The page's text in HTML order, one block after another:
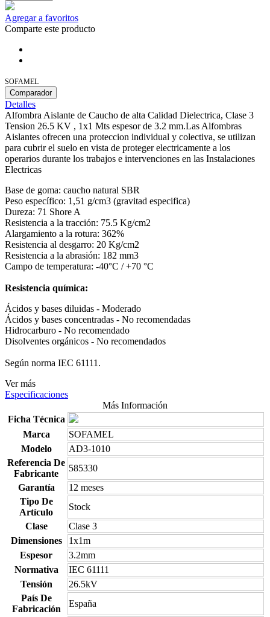
Agregar a favoritos
Comparte este producto
SOFAMEL
Comparador
Detalles
Alfombra Aislante de Caucho de alta Calidad Dielectrica, Clase 3
Tension 26.5 KV , 1x1 Mts espesor de 3.2 mm.Las Alfombras
Aislantes ofrecen una proteccion individual y colectiva, se utilizan
para cubrir el suelo en vista de proteger electricamente a los
operarios durante los trabajos e intervenciones en las Instalaciones
Electricas
Base de goma: caucho natural SBR
Peso específico: 1,51 g/cm3 (gravitad especifica)
Dureza: 71 Shore A
Resistencia a la tracción: 75.5 Kg/cm2
Alargamiento a la rotura: 362%
Resistencia al desgarro: 20 Kg/cm2
Resistencia a la abrasión: 182 mm3
Campo de temperatura: -40°C / +70 °C
Resistencia química:
Ácidos y bases diluidas - Moderado
Ácidos y bases concentradas - No recomendadas
Hidrocarburo - No recomendado
Disolventes orgánicos - No recomendados
Según norma IEC 61111.
Ver más
Especificaciones
Más Información
Ficha Técnica
Marca
SOFAMEL
Modelo
AD3-1010
Referencia De
Fabricante
585330
Garantía
12 meses
Tipo De
Artículo
Stock
Clase
Clase 3
Dimensiones
1x1m
Espesor
3.2mm
Normativa
IEC 61111
Tensión
26.5kV
País De
Fabricación
España